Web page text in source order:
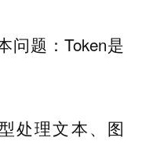
问题：Token是
处理文本、图